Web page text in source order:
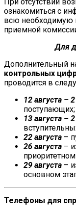
ознакомиться с
всю необходимую
приемной
Для
Дополнительный
контрольных
проводится в
12 августа –
поступающих;
13 августа –
22 августа –
26 августа –
29 августа –
основном
Телефоны для